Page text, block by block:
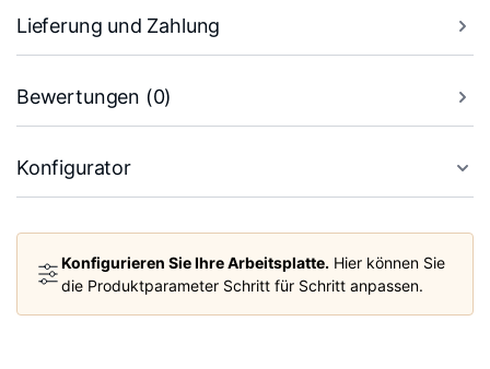
Lieferung und Zahlung
Bewertungen (0)
Konfigurator
Konfigurieren Sie Ihre Arbeitsplatte. Hier können Sie
die Produktparameter Schritt für Schritt anpassen.